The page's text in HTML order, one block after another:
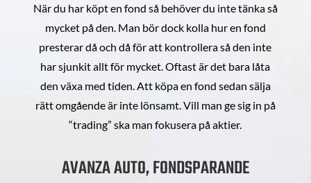
När du har köpt en fond så behöver du inte tänka så
mycket på den. Man bör dock kolla hur en fond
presterar då och då för att kontrollera så den inte
har sjunkit allt för mycket. Oftast är det bara låta
den växa med tiden. Att köpa en fond sedan sälja
rätt omgående är inte lönsamt. Vill man ge sig in på
“trading” ska man fokusera på aktier.
AVANZA AUTO, FONDSPARANDE